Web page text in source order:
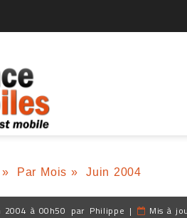
» Par Mois » Juin 2004
2004 à 00h50 par Philippe | Mis à